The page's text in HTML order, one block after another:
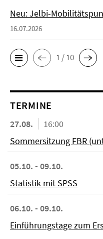
Neu: Jelbi-
16.07.2026
1 / 10
TERMINE
27.08.
16:00
Sommersitzung FBR
05.10. - 09.10.
Statistik mit SPSS
06.10. - 09.10.
Einführungstage zum